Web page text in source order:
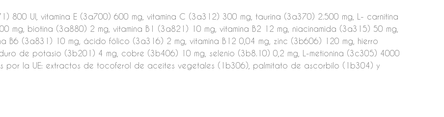
800 UI, vitamina E (3a700) 600 mg, vitamina C (3a312) 300 mg, taurina (3a370) 2.500 mg, L- carnitina
mg, biotina (3a880) 2 mg, vitamina B1 (3a821) 10 mg, vitamina B2 12 mg, niacinamida (3a315) 50 mg,
B6 (3a831) 10 mg, ácido fólico (3a316) 2 mg, vitamina B12 0,04 mg, zinc (3b606) 120 mg, hierro
de potasio (3b201) 4 mg, cobre (3b406) 10 mg, selenio (3b8.10) 0,2 mg, L-metionina (3c305) 4000
por la UE: extractos de tocoferol de aceites vegetales (1b306), palmitato de ascorbilo (1b304) y